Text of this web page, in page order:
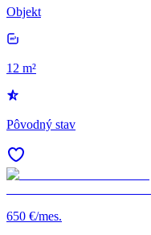
Objekt
12 m²
Pôvodný stav
650 €/mes.